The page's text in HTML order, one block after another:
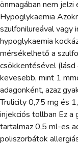
önmagában nem
Hypoglykaemia
szulfonilureával vagy
hypoglykaemia
mérsékelhető a
csökkentésével
kevesebb, mint 1
adagonként, azaz
Trulicity 0,75 mg és
injekciós tollban Ez
tartalmaz 0,5 ml-es
poliszorbátok